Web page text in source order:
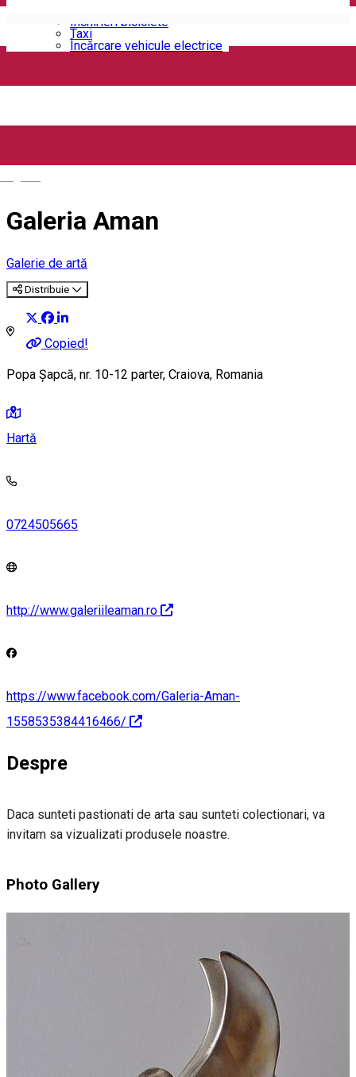
Închirieri biciclete
Taxi
Încărcare vehicule electrice
Galeria Aman
Galerie de artă
Distribuie
Copied!
Popa Șapcă, nr. 10-12 parter, Craiova, Romania
Hartă
0724505665
http://www.galeriileaman.ro
https://www.facebook.com/Galeria-Aman-
1558535384416466/
Despre
Daca sunteti pastionati de arta sau sunteti colectionari, va
invitam sa vizualizati produsele noastre.
Photo Gallery